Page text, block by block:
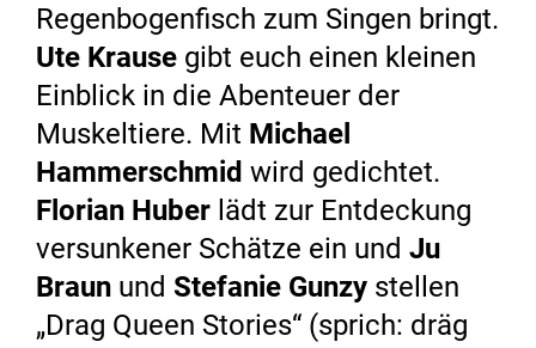
Regenbogenfisch zum Singen bringt.
Ute Krause gibt euch einen kleinen
Einblick in die Abenteuer der
Muskeltiere. Mit Michael
Hammerschmid wird gedichtet.
Florian Huber lädt zur Entdeckung
versunkener Schätze ein und Ju
Braun und Stefanie Gunzy stellen
„Drag Queen Stories“ (sprich: dräg